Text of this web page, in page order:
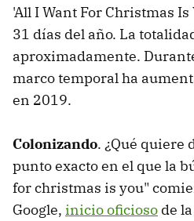
'All I Want For Christmas
31 días del año. La
aproximadamente.
marco temporal ha
en 2019.
Colonizando. ¿Qué quiere
punto exacto en el que la
for christmas is you"
Google, inicio oficioso de